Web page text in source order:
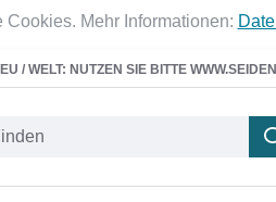
Mehr Informationen:
/ WELT: NUTZEN SIE BITTE